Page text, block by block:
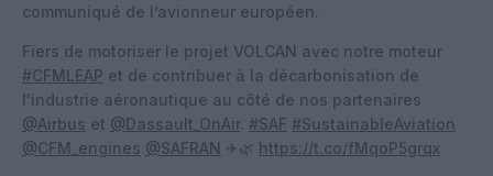
communiqué de l’avionneur européen.
Fiers de motoriser le projet VOLCAN avec notre moteur
#CFMLEAP et de contribuer à la décarbonisation de
l'industrie aéronautique au côté de nos partenaires
@Airbus et @Dassault_OnAir. #SAF #SustainableAviation
@CFM_engines @SAFRAN ✈🌿 https://t.co/fMqoP5grqx